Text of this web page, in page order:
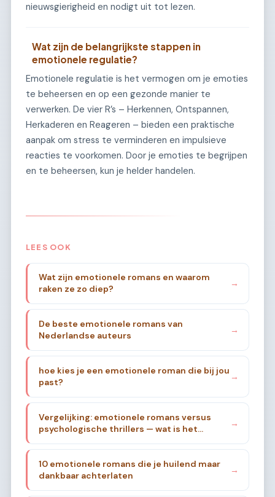
nieuwsgierigheid en nodigt uit tot lezen.
Wat zijn de belangrijkste stappen in
emotionele regulatie?
Emotionele regulatie is het vermogen om je emoties
te beheersen en op een gezonde manier te
verwerken. De vier R’s – Herkennen, Ontspannen,
Herkaderen en Reageren – bieden een praktische
aanpak om stress te verminderen en impulsieve
reacties te voorkomen. Door je emoties te begrijpen
en te beheersen, kun je helder handelen.
LEES OOK
Wat zijn emotionele romans en waarom
raken ze zo diep?
→
De beste emotionele romans van
Nederlandse auteurs
→
hoe kies je een emotionele roman die bij jou
past?
→
Vergelijking: emotionele romans versus
psychologische thrillers — wat is het
→
10 emotionele romans die je huilend maar
dankbaar achterlaten
→